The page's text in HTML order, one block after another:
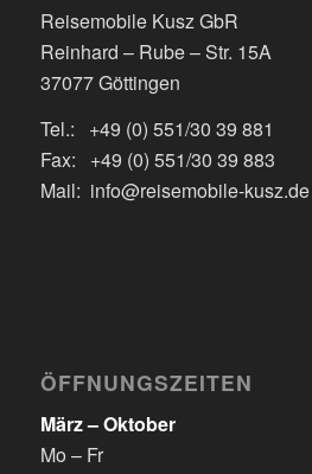
Reisemobile Kusz GbR
Reinhard – Rube – Str. 15A
37077 Göttingen
Tel.: +49 (0) 551/30 39 881
Fax: +49 (0) 551/30 39 883
Mail: info@reisemobile-kusz.de
ÖFFNUNGSZEITEN
März – Oktober
Mo – Fr